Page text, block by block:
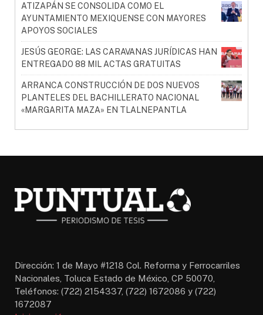
ATIZAPÁN SE CONSOLIDA COMO EL
AYUNTAMIENTO MEXIQUENSE CON MAYORES
APOYOS SOCIALES
JESÚS GEORGE: LAS CARAVANAS JURÍDICAS HAN
ENTREGADO 88 MIL ACTAS GRATUITAS
ARRANCA CONSTRUCCIÓN DE DOS NUEVOS
PLANTELES DEL BACHILLERATO NACIONAL
«MARGARITA MAZA» EN TLALNEPANTLA
Dirección: 1 de Mayo #1218 Col. Reforma y Ferrocarriles
Nacionales, Toluca Estado de México, CP 50070,
Teléfonos: (722) 2154337, (722) 1672086 y (722)
1672087